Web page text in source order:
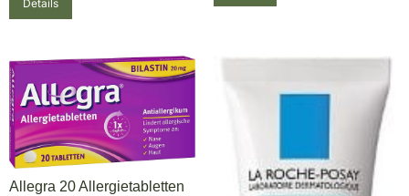
Details
Allegra 20 Allergietabletten